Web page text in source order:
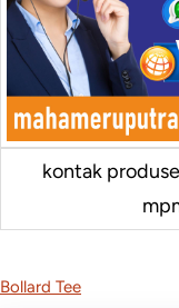
kontak
Bollard Tee